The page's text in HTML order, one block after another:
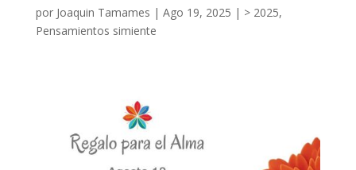
por Joaquin Tamames | Ago 19, 2025 | > 2025,
Pensamientos simiente